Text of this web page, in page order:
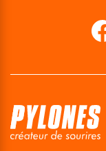
Ciao siamo noi…
I Cookies!